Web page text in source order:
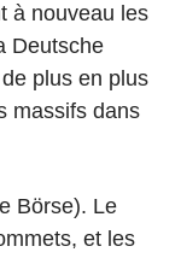
à nouveau les
Deutsche
plus en plus
massifs dans
Börse). Le
et les